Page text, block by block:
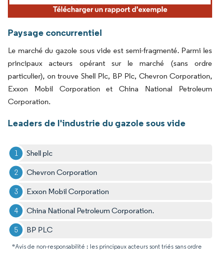
Paysage concurrentiel
Le marché du gazole sous vide est semi-fragmenté. Parmi les
principaux acteurs opérant sur le marché (sans ordre
particulier), on trouve Shell Plc, BP Plc, Chevron Corporation,
Exxon Mobil Corporation et China National Petroleum
Corporation.
Leaders de l'industrie du gazole sous vide
Shell plc
Chevron Corporation
Exxon Mobil Corporation
China National Petroleum Corporation.
BP PLC
*Avis de non-responsabilité : les principaux acteurs sont triés sans ordre